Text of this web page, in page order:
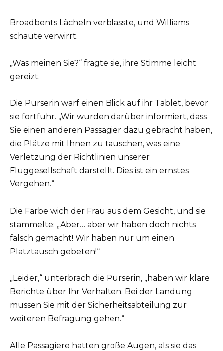
Broadbents Lächeln verblasste, und Williams
schaute verwirrt.
„Was meinen Sie?“ fragte sie, ihre Stimme leicht
gereizt.
Die Purserin warf einen Blick auf ihr Tablet, bevor
sie fortfuhr. „Wir wurden darüber informiert, dass
Sie einen anderen Passagier dazu gebracht haben,
die Plätze mit Ihnen zu tauschen, was eine
Verletzung der Richtlinien unserer
Fluggesellschaft darstellt. Dies ist ein ernstes
Vergehen.“
Die Farbe wich der Frau aus dem Gesicht, und sie
stammelte: „Aber… aber wir haben doch nichts
falsch gemacht! Wir haben nur um einen
Platztausch gebeten!“
„Leider,“ unterbrach die Purserin, „haben wir klare
Berichte über Ihr Verhalten. Bei der Landung
müssen Sie mit der Sicherheitsabteilung zur
weiteren Befragung gehen.“
Alle Passagiere hatten große Augen, als sie das